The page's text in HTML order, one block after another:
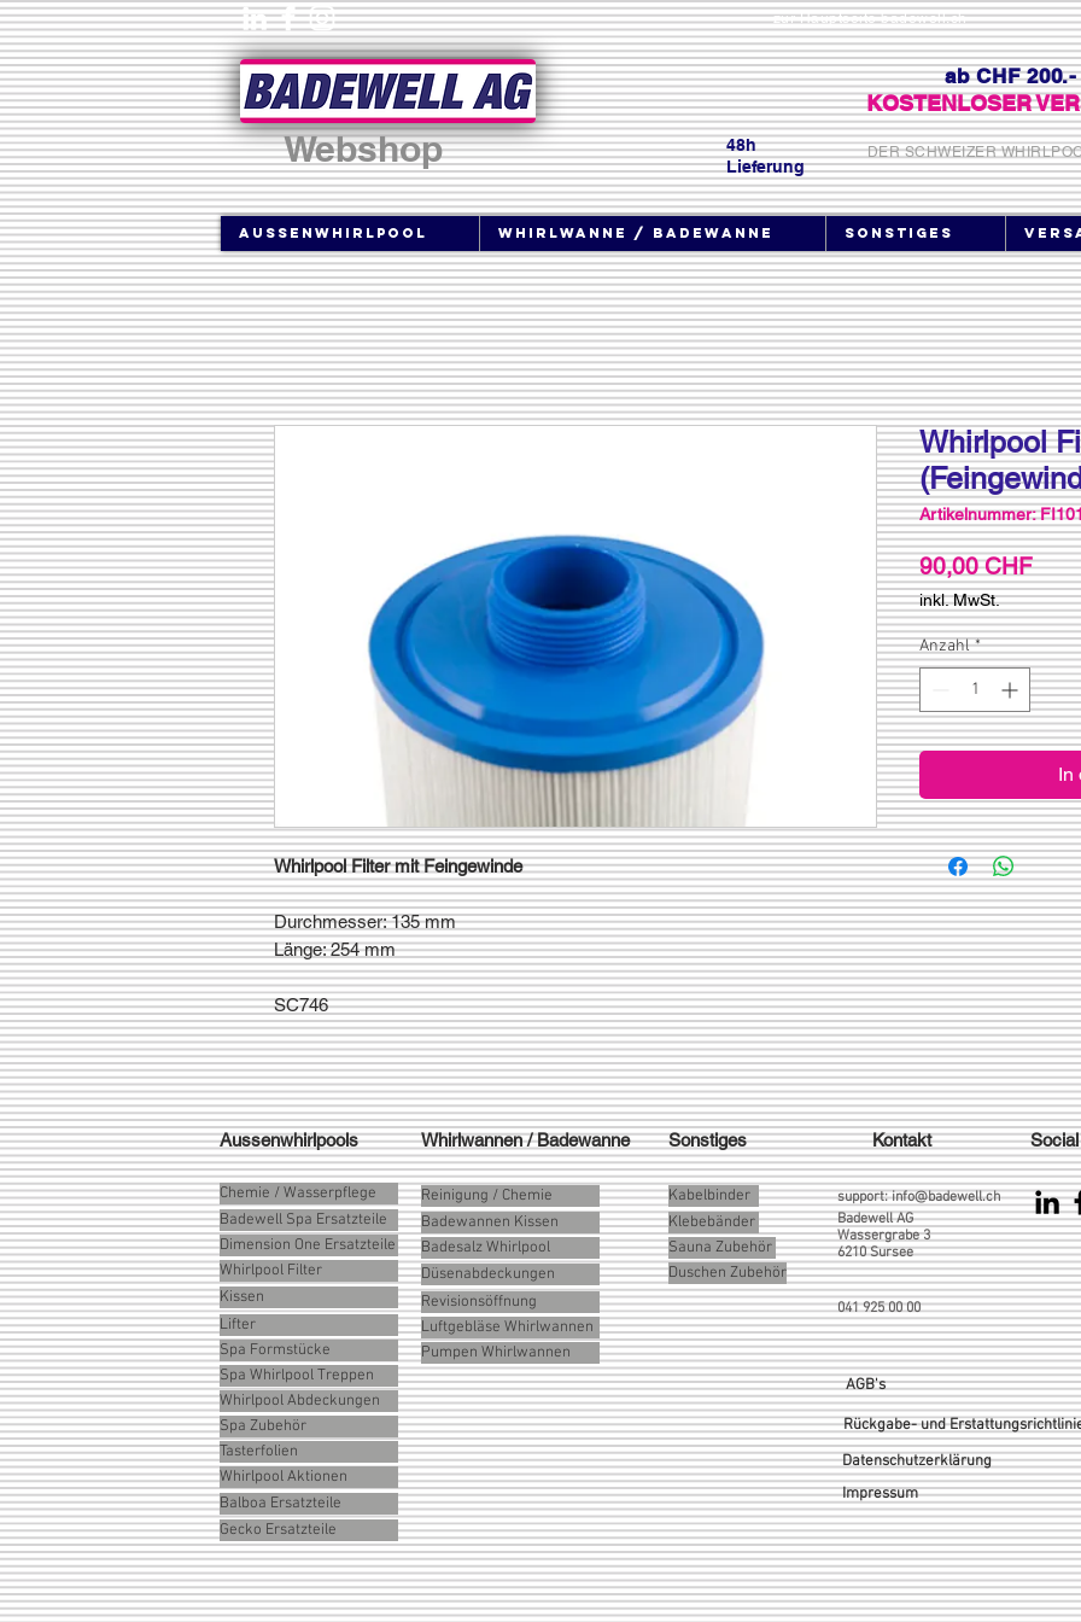
zur Hauptseite badewell.ch
Webshop
48h
Lieferung
ab CHF 200.-
KOSTENLOSER
DER SCHWEIZER
Aussenwhirlpool Whirlwanne / Badewanne Sonstiges
Whirlpool Filter mit Feingewinde
Durchmesser: 135 mm
Länge: 254 mm
SC746
Whirlpool
Artikelnummer:
90,00 CHF
inkl. MwSt.
Anzahl *
In
Aussenwhirlpools
Chemie / Wasserpflege
Badewell Spa Ersatzteile
Dimension One Ersatzteile
Whirlpool Filter
Kissen
Lifter
Spa Formstücke
Spa Whirlpool Treppen
Whirlpool Abdeckungen
Spa Zubehör
Tasterfolien
Whirlpool Aktionen
Balboa Ersatzteile
Gecko Ersatzteile
Whirlwannen / Badewanne
Reinigung / Chemie
Badewannen Kissen
Badesalz Whirlpool
Düsenabdeckungen
Revisionsöffnung
Luftgebläse Whirlwannen
Pumpen Whirlwannen
Sonstiges
Kabelbinder
Klebebänder
Sauna Zubehör
Duschen Zubehör
Kontakt
support:info@badewell.ch
Badewell AG
Wassergrabe 3
6210 Sursee
041 925 00 00
AGB's
Rückgabe- und
Datenschutzerklärung
Impressum